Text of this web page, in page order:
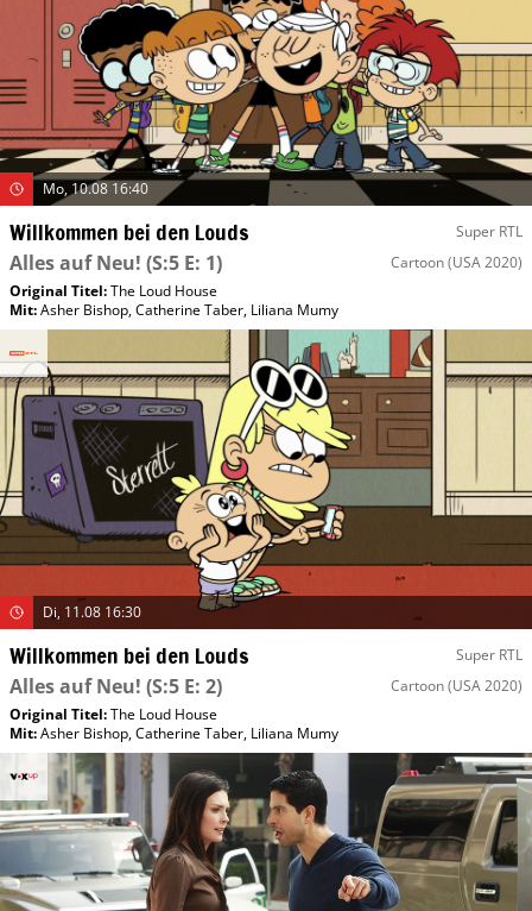
Mo, 10.08 16:40
Willkommen bei den Louds Super RTL
Alles auf Neu! (S:5 E: 1) Cartoon(USA 2020)
Original Titel:The Loud House
Mit:Asher Bishop,Catherine Taber, Liliana Mumy
Di, 11.08 16:30
Willkommen bei den Louds Super RTL
Alles auf Neu! (S:5 E: 2) Cartoon(USA 2020)
Original Titel:The Loud House
Mit:Asher Bishop,Catherine Taber, Liliana Mumy